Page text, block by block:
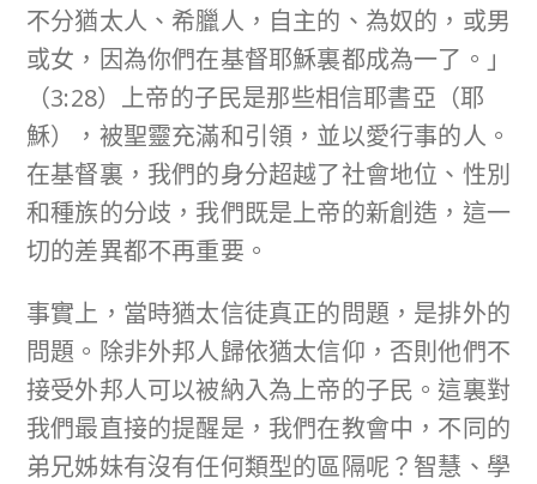
不分猶太人、希臘人，自主的、為奴的，或男
或女，因為你們在基督耶穌裏都成為一了。」
（3:28）上帝的子民是那些相信耶書亞（耶
穌），被聖靈充滿和引領，並以愛行事的人。
在基督裏，我們的身分超越了社會地位、性別
和種族的分歧，我們既是上帝的新創造，這一
切的差異都不再重要。
事實上，當時猶太信徒真正的問題，是排外的
問題。除非外邦人歸依猶太信仰，否則他們不
接受外邦人可以被納入為上帝的子民。這裏對
我們最直接的提醒是，我們在教會中，不同的
弟兄姊妹有沒有任何類型的區隔呢？智慧、學